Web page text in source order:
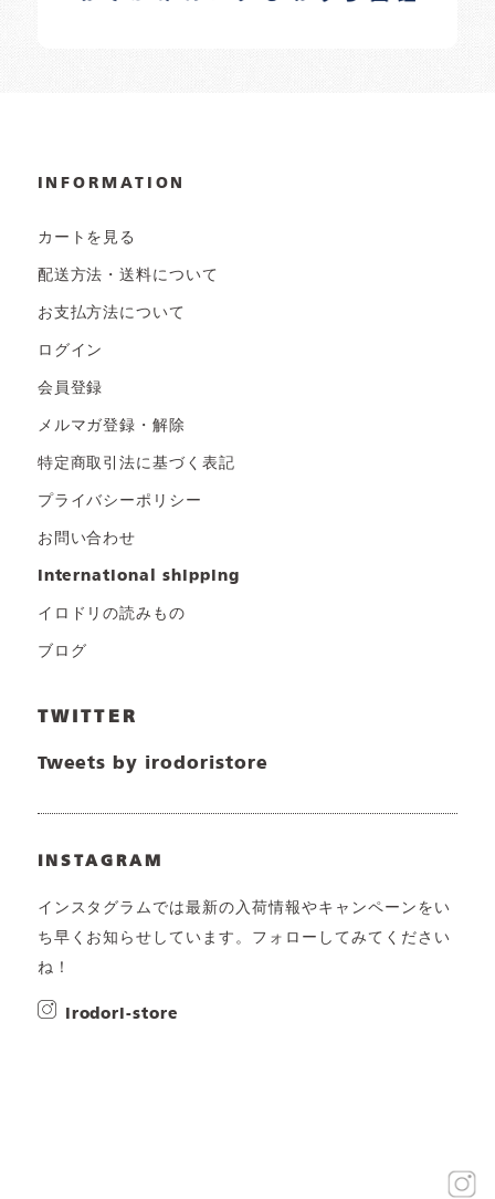
INFORMATION
カートを見る
配送方法・送料について
お支払方法について
ログイン
会員登録
メルマガ登録・解除
特定商取引法に基づく表記
プライバシーポリシー
お問い合わせ
international shipping
イロドリの読みもの
ブログ
TWITTER
Tweets by irodoristore
INSTAGRAM
インスタグラムでは最新の入荷情報やキャンペーンをい
ち早くお知らせしています。フォローしてみてください
ね！
irodori-store